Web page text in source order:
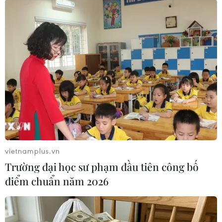
Dự án đã bố trí hệ thống các biển báo (biển báo
hạn chế tốc độ, cảnh báo khu vực thi công, khu
vực nguy hiểm...) để kiểm soát tốc độ di chuyển
trong phạm vi công trường; yêu cầu các nhà
thầu thi công thường xuyên tổ chức các lớp đào
tạo, tập huấn cho các tài xế để nắm bắt quy
định, nâng cao ý thức tham gia giao thông trong
công trường, giám sát chặt chẽ, xử phạt các
trường hợp vi phạm.
vietnamplus.vn
Trường đại học sư phạm đầu tiên công bố
điểm chuẩn năm 2026